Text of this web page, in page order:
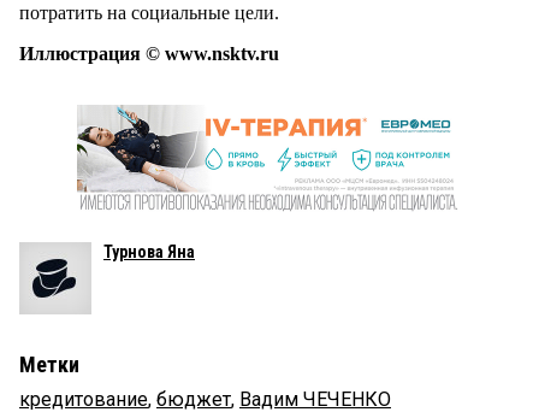
потратить на социальные цели.
Иллюстрация © www.nsktv.ru
Турнова Яна
Метки
кредитование, бюджет, Вадим ЧЕЧЕНКО